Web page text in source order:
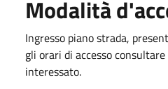
Modalità
Ingresso piano strada,
gli orari di accesso
interessato.